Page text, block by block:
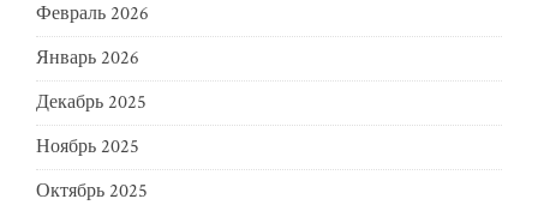
Февраль 2026
Январь 2026
Декабрь 2025
Ноябрь 2025
Октябрь 2025